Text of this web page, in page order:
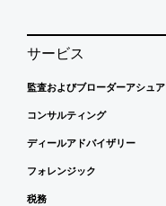
サービス
監査およびブローダーアシュ
コンサルティング
ディールアドバイザリー
フォレンジック
税務